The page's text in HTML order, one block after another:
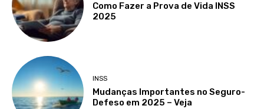
Como Fazer a Prova de Vida INSS
2025
INSS
Mudanças Importantes no Seguro-
Defeso em 2025 – Veja